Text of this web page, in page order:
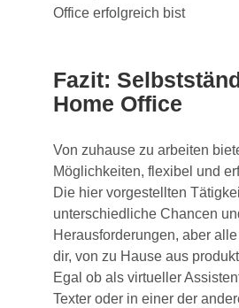
Office erfolgreich bist
Fazit:
Home Office
Von zuhause zu arbeiten
Möglichkeiten, flexibel und
Die hier vorgestellten
unterschiedliche Chancen
Herausforderungen, aber
dir, von zu Hause aus
Egal ob als virtueller
Texter oder in einer der